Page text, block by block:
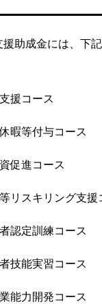
援助成金には、下
援コース
暇等付与コース
促進コース
リスキリング支援
認定訓練コース
技能実習コース
能力開発コース